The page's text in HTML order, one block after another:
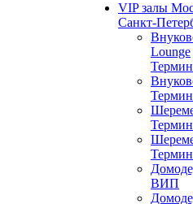
VIP залы
Санкт-
Lounge
ВИП